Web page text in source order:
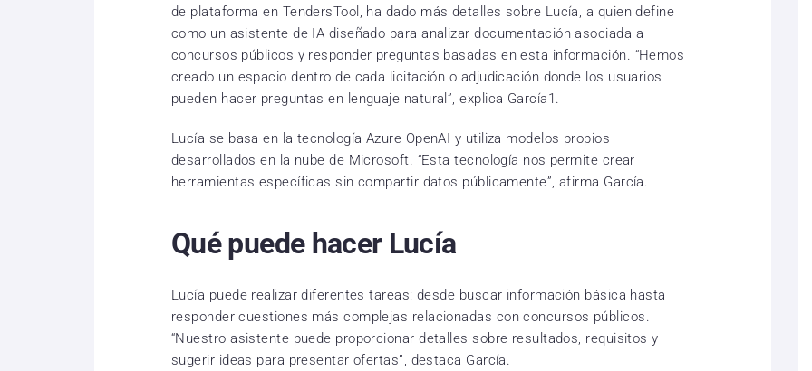
de plataforma en TendersTool, ha dado más detalles sobre Lucía, a quien define
como un asistente de IA diseñado para analizar documentación asociada a
concursos públicos y responder preguntas basadas en esta información. “Hemos
creado un espacio dentro de cada licitación o adjudicación donde los usuarios
pueden hacer preguntas en lenguaje natural”, explica García1.
Lucía se basa en la tecnología Azure OpenAI y utiliza modelos propios
desarrollados en la nube de Microsoft. “Esta tecnología nos permite crear
herramientas específicas sin compartir datos públicamente”, afirma García.
Qué puede hacer Lucía
Lucía puede realizar diferentes tareas: desde buscar información básica hasta
responder cuestiones más complejas relacionadas con concursos públicos.
“Nuestro asistente puede proporcionar detalles sobre resultados, requisitos y
sugerir ideas para presentar ofertas”, destaca García.